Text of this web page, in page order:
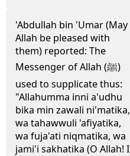
'Abdullah bin 'Umar (May
Allah be pleased with
them) reported: The
Messenger of Allah (ﷺ)
used to supplicate thus:
"Allahumma inni a'udhu
bika min zawali ni'matika,
wa tahawwuli 'afiyatika,
wa fuja'ati niqmatika, wa
jami'i sakhatika (O Allah! I